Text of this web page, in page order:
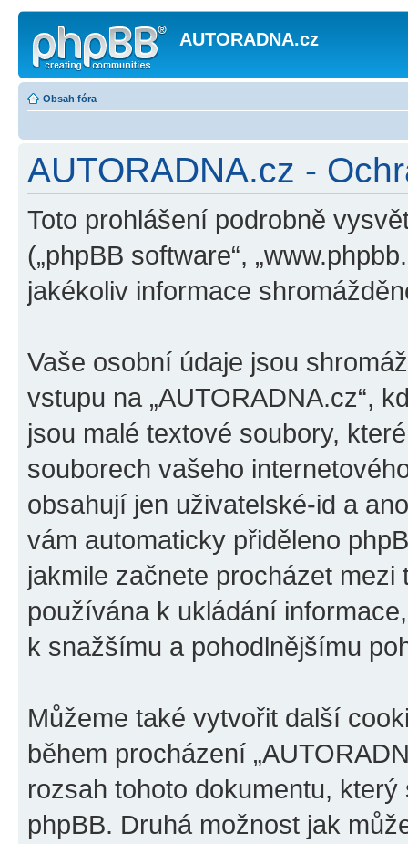
AUTORADNA.cz
Obsah fóra
AUTORADNA.cz -
Toto prohlášení podrobně
(„phpBB software“,
jakékoliv informace
Vaše osobní údaje jsou
vstupu na „AUTORADNA.cz“,
jsou malé textové soubory,
souborech vašeho
obsahují jen uživatelské-id a
vám automaticky přiděleno
jakmile začnete procházet mezi
používána k ukládání
k snažšímu a pohodlnějšímu
Můžeme také vytvořit další
během procházení
rozsah tohoto dokumentu,
phpBB. Druhá možnost jak